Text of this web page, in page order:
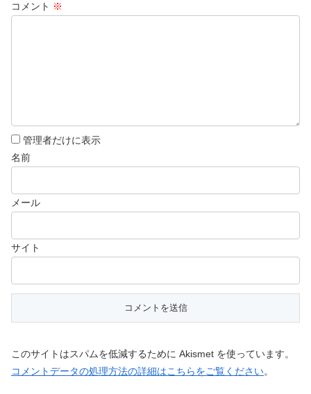
コメント ※
管理者だけに表示
名前
メール
サイト
このサイトはスパムを低減するために Akismet を使っています。
コメントデータの処理方法の詳細はこちらをご覧ください。